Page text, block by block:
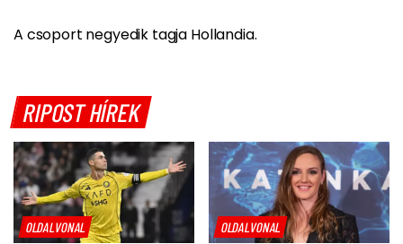
A csoport negyedik tagja Hollandia.
RIPOST HÍREK
OLDALVONAL OLDALVONAL